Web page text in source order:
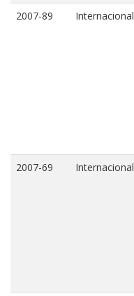
2007-89 Internacional
2007-69 Internacional